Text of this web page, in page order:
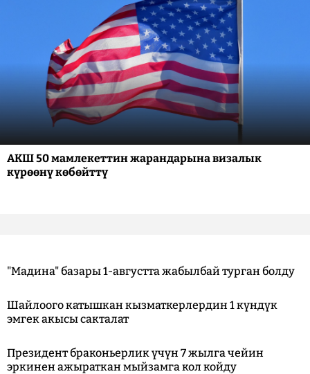
АКШ 50 мамлекеттин жарандарына визалык
күрөөнү көбөйттү
"Мадина" базары 1-августта жабылбай турган болду
Шайлоого катышкан кызматкерлердин 1 күндүк
эмгек акысы сакталат
Президент браконьерлик үчүн 7 жылга чейин
эркинен ажыраткан мыйзамга кол койду